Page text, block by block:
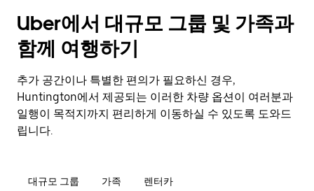
Uber에서 대규모 그룹 및 가족과
함께 여행하기
추가 공간이나 특별한 편의가 필요하신 경우,
Huntington에서 제공되는 이러한 차량 옵션이 여러분과
일행이 목적지까지 편리하게 이동하실 수 있도록 도와드
립니다.
대규모 그룹 가족 렌터카